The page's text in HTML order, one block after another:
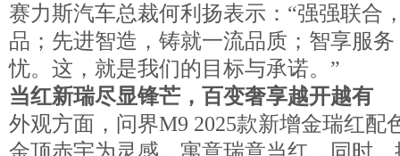
赛力斯汽车总裁何利扬表示：“强强联合
品；先进智造，铸就一流品质；智享服
忧。这，就是我们的目标与承诺。”
当红新瑞尽显锋芒，百变奢享越开越有
外观方面，问界M9 2025款新增金瑞红配
金顶赤宇为灵感，寓意瑞意当红。同时，